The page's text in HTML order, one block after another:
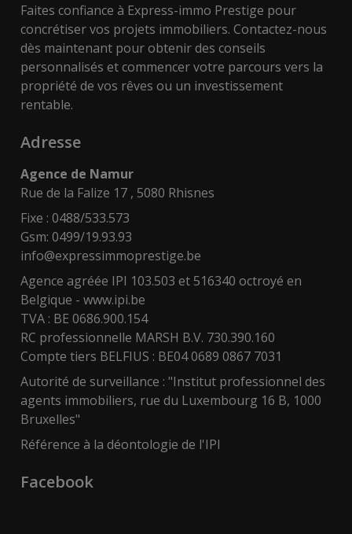
Faites confiance à Express-immo Prestige pour
concrétiser vos projets immobiliers. Contactez-nous
dès maintenant pour obtenir des conseils
personnalisés et commencer votre parcours vers la
propriété de vos rêves ou un investissement
rentable.
Adresse
Agence de Namur
Rue de la Falize 17 , 5080 Rhisnes
Fixe : 0488/533.573
Gsm: 0499/19.93.93
info@expressimmoprestige.be
Agence agréée IPI 103.503 et 516340 octroyé en
Belgique - www.ipi.be
TVA : BE 0686.900.154
RC professionnelle MARSH B.V. 730.390.160
Compte tiers BELFIUS : BE04 0689 0867 7031
Autorité de surveillance : "Institut professionnel des
agents immobiliers, rue du Luxembourg 16 B, 1000
Bruxelles"
Référence à la déontologie de l'IPI
Facebook